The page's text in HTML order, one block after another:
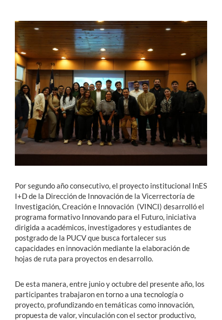
Formación Continua
Estudiantes
Académicos
Funcionarios
Alumni
Por segundo año consecutivo, el proyecto institucional InES
I+D de la Dirección de Innovación de la Vicerrectoría de
Investigación, Creación e Innovación (VINCI) desarrolló el
programa formativo Innovando para el Futuro, iniciativa
dirigida a académicos, investigadores y estudiantes de
postgrado de la PUCV que busca fortalecer sus
capacidades en innovación mediante la elaboración de
hojas de ruta para proyectos en desarrollo.
De esta manera, entre junio y octubre del presente año, los
participantes trabajaron en torno a una tecnología o
proyecto, profundizando en temáticas como innovación,
propuesta de valor, vinculación con el sector productivo,